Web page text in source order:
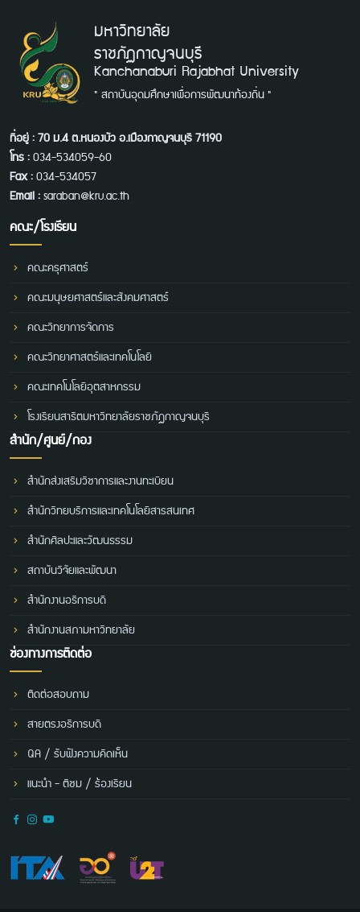
มหาวิทยาลัย
ราชภัฏกาญจนบุรี
Kanchanaburi Rajabhat University
" สถาบันอุดมศึกษาเพื่อการพัฒนาท้องถิ่น "
ที่อยู่ : 70 ม.4 ต.หนองบัว อ.เมืองกาญจนบุรี 71190
โทร :034-534059-60
Fax :034-534057
Email :saraban@kru.ac.th
คณะ/โรงเรียน
คณะครุศาสตร์
คณะมนุษยศาสตร์และสังคมศาสตร์
คณะวิทยาการจัดการ
คณะวิทยาศาสตร์และเทคโนโลยี
คณะเทคโนโลยีอุตสาหกรรม
โรงเรียนสาธิตมหาวิทยาลัยราชภัฏกาญจนบุรี
สำนัก/ศูนย์/กอง
สำนักส่งเสริมวิชาการและงานทะเบียน
สำนักวิทยบริการและเทคโนโลยีสารสนเทศ
สำนักศิลปะและวัฒนธรรม
สถาบันวิจัยและพัฒนา
สำนักงานอธิการบดี
สำนักงานสภามหาวิทยาลัย
ช่องทางการติดต่อ
ติดต่อสอบถาม
สายตรงอธิการบดี
QA / รับฟังความคิดเห็น
แนะนำ - ติชม / ร้องเรียน